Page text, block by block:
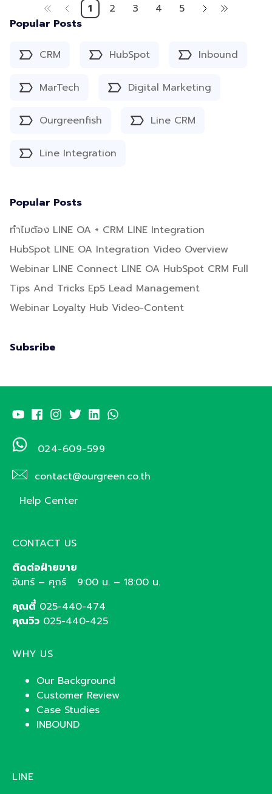
Popular Posts
CRM HubSpot Inbound
MarTech Digital Marketing
Ourgreenfish Line CRM
Line Integration
Popular Posts
ทำไมต้อง LINE OA + CRM LINE Integration
HubSpot LINE OA Integration Video Overview
Webinar LINE Connect LINE OA HubSpot CRM Full
Tips And Tricks Ep5 Lead Management
Webinar Loyalty Hub Video-Content
Subsribe
1 2 3 4 5
024-609-599
contact@ourgreen.co.th
Help Center
CONTACT US
ติดต่อฝ่ายขาย
จันทร์ – ศุกร์ 9:00 น. – 18:00 น.
คุณตี๋ 025-440-474
คุณวิว 025-440-425
WHY US
Our Background
Customer Review
Case Studies
INBOUND
LINE